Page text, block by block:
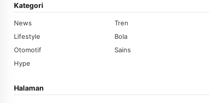
Kategori
News
Tren
Lifestyle
Bola
Otomotif
Sains
Hype
Halaman